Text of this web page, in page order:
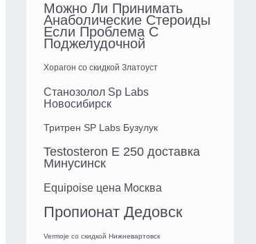
Можно Ли Принимать
Анаболические Стероиды
Если Проблема С
Поджелудочной
Хорагон со скидкой Златоуст
Станозолол Sp Labs
Новосибирск
Тритрен SP Labs Бузулук
Testosteron E 250 доставка
Минусинск
Equipoise цена Москва
Пропионат Дедовск
Vermoje со скидкой Нижневартовск